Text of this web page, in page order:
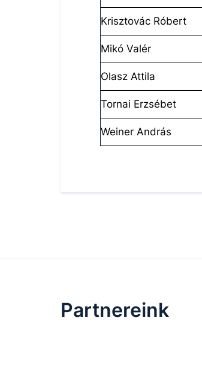
Krisztovác Róbert
Mikó Valér
Olasz Attila
Tornai Erzsébet
Weiner András
Partnereink